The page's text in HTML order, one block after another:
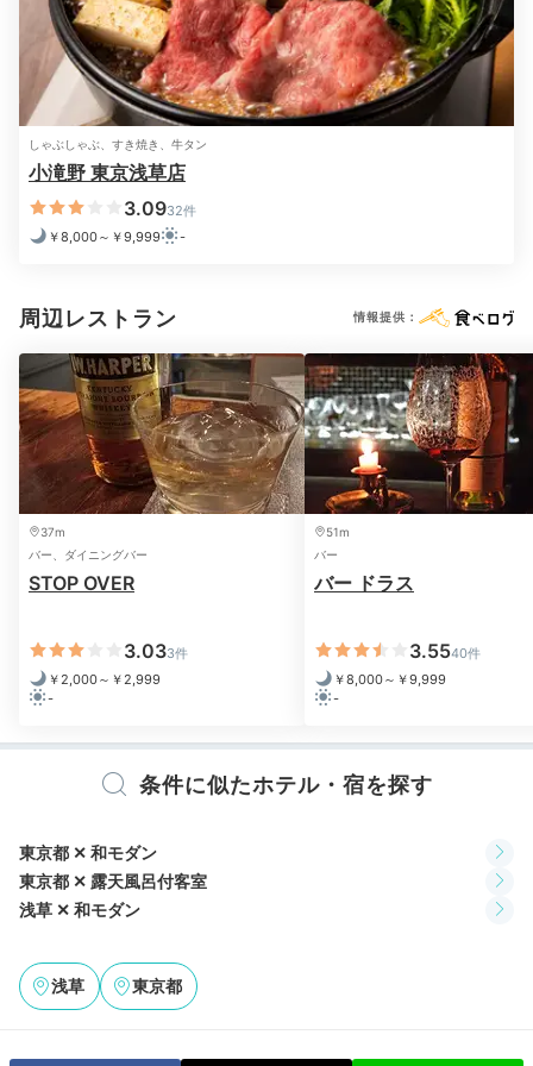
楽しんで。シャワールームと露天風呂はそれぞれ独立し
入れます。
yuki05040504
露天風呂は夫婦2人でも、スカイツリーを見ながらゆったりと入れま
した。露天風呂には間接照明もあってほんのりとした明るさに温か
みを感じられます。
21:00
浅草の夜景で彩る
恋人との時間
しゃぶしゃぶ、すき焼き、牛タン
小滝野 東京浅草店
3.0932件
￥8,000～￥9,999
-
周辺レストラン 情報提供：
37m
バー、ダイニングバー
STOP OVER
3.033件
￥2,000～￥2,999
-
51m
バー
バー ドラス
3.5540件
￥8,000～￥9,999
-
条件に似たホテル・宿を探す
東京都 ✕ 和モダン
東京都 ✕ 露天風呂付客室
浅草 ✕ 和モダン
浅草 東京都